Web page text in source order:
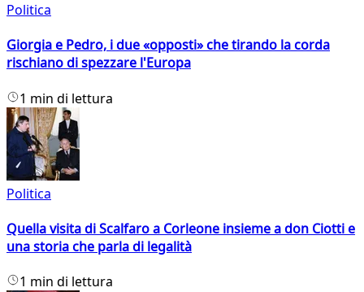
Politica
Giorgia e Pedro, i due «opposti» che tirando la corda
rischiano di spezzare l'Europa
1 min di lettura
Politica
Quella visita di Scalfaro a Corleone insieme a don Ciotti e
una storia che parla di legalità
1 min di lettura